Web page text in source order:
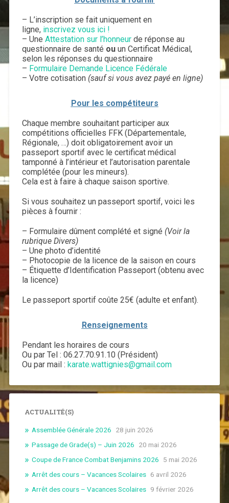
– L’inscription se fait uniquement en
ligne, inscrivez vous ici !
– Une Attestation sur l’honneurde réponse au
questionnaire de santé ouun Certificat Médical,
selon les réponses du questionnaire
– Formulaire Demande Licence Fédérale
– Votre cotisation (sauf si vous avez payé en ligne)
Pour les compétiteurs
Chaque membre souhaitant participer aux
compétitions officielles FFK (Départementale,
Régionale, …) doit obligatoirement avoir un
passeport sportif avec le certificat médical
tamponné à l’intérieur et l’autorisation parentale
complétée (pour les mineurs).
Cela est à faire à chaque saison sportive.
Si vous souhaitez un passeport sportif, voici les
pièces à fournir :
– Formulaire dûment complété et signé (Voir la
rubrique Divers)
– Une photo d’identité
– Photocopie de la licence de la saison en cours
– Étiquette d’Identification Passeport (obtenu avec
la licence)
Le passeport sportif coûte 25€ (adulte et enfant).
Renseignements
Pendant les horaires de cours
Ou par Tel : 06.27.70.91.10 (Président)
Ou par mail : karate.wattignies@gmail.com
ACTUALITÉ(S)
Assemblée Générale 2026
28 juin 2026
Passage de Grade(s) – Juin 2026
20 mai 2026
Coupe de France Combat Benjamins 2026
5 mai 2026
Arrêt des cours – Vacances Scolaires 6 avril 2026
Arrêt des cours – Vacances Scolaires 9 février 2026